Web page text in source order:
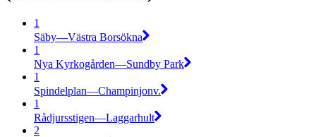
1
Säby—Västra Borsökna
1
Nya Kyrkogården—Sundby Park
1
Spindelplan—Champinjonv.
1
Rådjursstigen—Laggarhult
2